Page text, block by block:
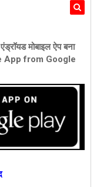
मोबाइल ऐप बना
App from Google